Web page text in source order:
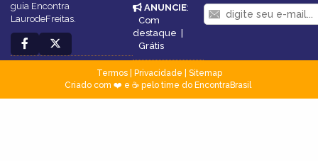
guia Encontra
LaurodeFreitas.
ANUNCIE:
Com
destaque |
Grátis
Termos| Privacidade
Sitemap
Criado com ❤️ e ☕ pelo time do EncontraBrasil